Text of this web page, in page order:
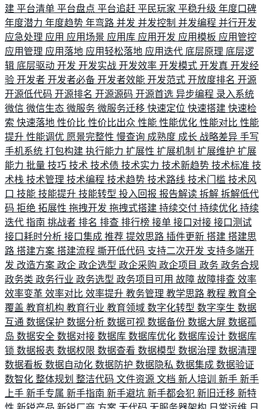
建 平台清单 平台盘点 平台追赶 平民玩家 平稳升级 年度口碑
年度潜力 年度趋势 年弯路 并发 并发控制 并发编程 并行开发
应急处理 应用 应用场景 应用库 应用开发 应用模板 应用管控
应用管理 应用落地 应用轻松落地 应用迭代 底层原理 底层逻
辑 底层驱动 开发 开发实战 开发效率 开发模式 开发真 开发经
验 开发者 开发者必备 开发者效能 开发范式 开放度排名 开源
开源低代码 开源排名 开源源码 开源首选 异步编程 录入系统
微信 微信生态 微服务 微服务迁移 快速定位 快速搭建 快速检
索 快速落地 性价比 性价比出众 性能 性能优化 性能对比 性能
提升 性能调优 愿景完整性 慢查询 成熟度 成长 战略差异 手写
手机系统 打包构建 执行能力 扩展性 扩展机制 扩展维护 扩展
能力 批量 技巧 技术 技术债 技术实力 技术新趋势 技术标准 技
术栈 技术管理 技术编程 技术趋势 技术路线 技术门槛 技术风
口 技能 技能提升 技能转型 投入回报 报告解读 拆解 拆解低代
码 拒绝 拓展性 拖拽开发 拖拽式搭建 持续交付 持续优化 持续
迭代 指南 挑战者 排名 排查 排行榜 接单 接口对接 接口测试
接口耗时分析 接口集成 推荐 提效思路 插件更新 搭建 搭建思
路 搭建方案 搭建流程 撕开低代码 支持二次开发 支持多端开
发 改造方案 政企 政企选型 政企采购 政企项目 政务 政务合规
政务类 政务行业 政务选型 政务项目可用 故障 故障排查 效率
效率变革 效率对比 效率提升 教务管理 教学思路 教程 教育全
覆盖 教育机构 教育行业 教育领域 数字化转型 数字孪生 数据
互通 数据保护 数据分析 数据可视 数据备份 数据大屏 数据孤
岛 数据安全 数据对接 数据库 数据库优化 数据库设计 数据库
锁 数据报表 数据权限 数据查看 数据模型 数据治理 数据清理
数据看板 数据自动化 数据防护 数据隐私 数据集成 数据验证
数智化 整体规划 整洁代码 文件资源 文档 新人培训 新手 新手
上手 新手专属 新手指南 新手避坑 新手都会犯 新旧迁移 新特